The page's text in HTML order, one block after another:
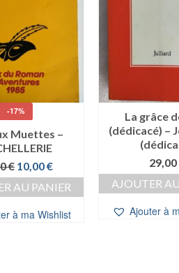
-17%
Muettes –
€ Le
prix
initial
12,00 €.
10,00€Le
prix
actuel
10,00 €.
AU PANIER
à ma Wishlist
La grâce
(dédicacé) –
29,00
AJOUTER
Ajouter à